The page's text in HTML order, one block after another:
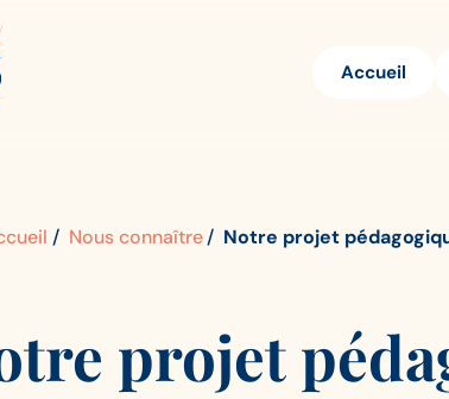
Accueil
Nous connaître Notre projet
projet